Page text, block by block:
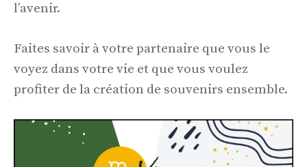
l’avenir.
Faites savoir à votre partenaire que vous le
voyez dans votre vie et que vous voulez
profiter de la création de souvenirs ensemble.